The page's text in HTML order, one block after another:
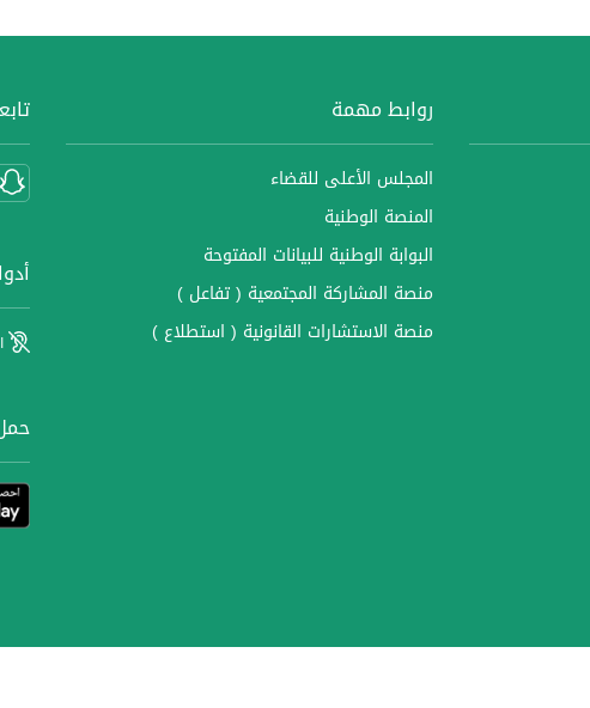
روابط مهمة
المجلس الأعلى للقضاء
المنصة الوطنية
البوابة الوطنية للبيانات المفتوحة
منصة المشاركة المجتمعية ( تفاعل )
منصة الاستشارات القانونية ( استطلاع )